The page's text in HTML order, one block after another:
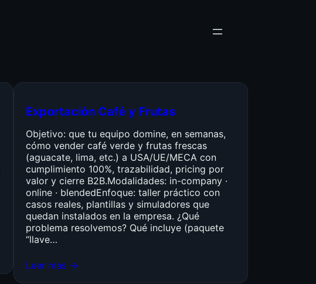
Exportación Café y Frutas
Objetivo: que tu equipo domine, en semanas,
cómo vender café verde y frutas frescas
(aguacate, lima, etc.) a USA/UE/MECA con
cumplimiento 100%, trazabilidad, pricing por
valor y cierre B2B.Modalidades: in-company ·
online · blendedEnfoque: taller práctico con
casos reales, plantillas y simuladores que
quedan instalados en la empresa. ¿Qué
problema resolvemos? Qué incluye (paquete
“llave…
Leer más →